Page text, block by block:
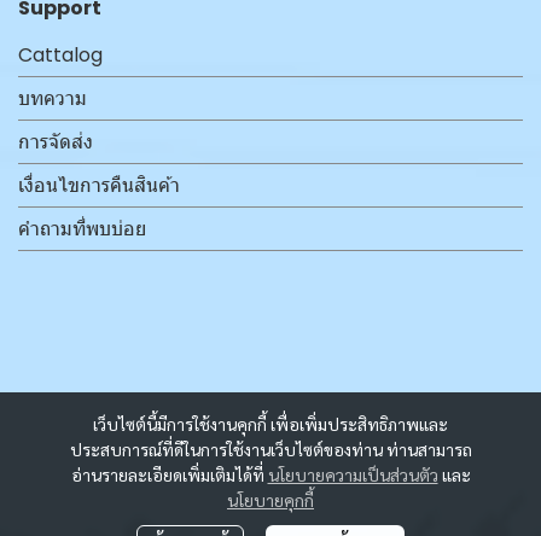
เว็บไซต์นี้มีการใช้งานคุกกี้ เพื่อเพิ่มประสิทธิภาพและ
ประสบการณ์ที่ดีในการใช้งานเว็บไซต์ของท่าน ท่านสามารถ
อ่านรายละเอียดเพิ่มเติมได้ที่ นโยบายความเป็นส่วนตัว และ
นโยบายคุกกี้
Support
Cattalog
บทความ
การจัดส่ง
เงื่อนไขการคืนสินค้า
คำถามที่พบบ่อย